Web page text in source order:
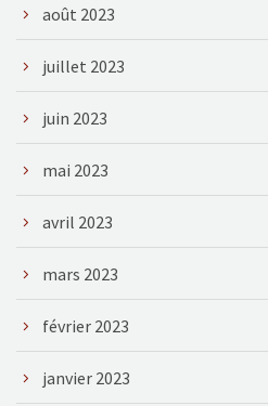
août 2023
juillet 2023
juin 2023
mai 2023
avril 2023
mars 2023
février 2023
janvier 2023